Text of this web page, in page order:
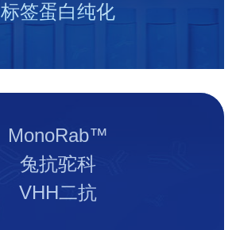
标签蛋白纯化
MonoRab™
兔抗驼科
VHH二抗